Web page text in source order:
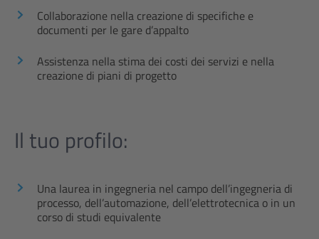
Collaborazione nella creazione di specifiche e
documenti per le gare d’appalto
Assistenza nella stima dei costi dei servizi e nella
creazione di piani di progetto
Il tuo profilo:
Una laurea in ingegneria nel campo dell’ingegneria di
processo, dell’automazione, dell’elettrotecnica o in un
corso di studi equivalente